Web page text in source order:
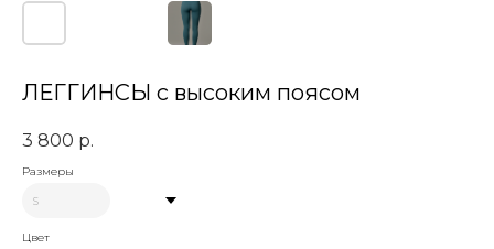
ЛЕГГИНСЫ с высоким поясом
3 800 р.
Размеры
Цвет